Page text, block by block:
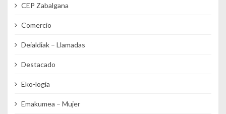
CEP Zabalgana
Comercio
Deialdiak – Llamadas
Destacado
Eko-logia
Emakumea – Mujer